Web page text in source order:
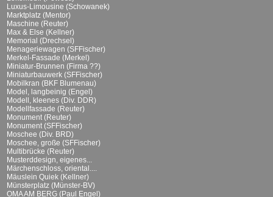
Luxus-Limousine (Schowanek)
Marktplatz (Mentor)
Maschine (Reuter)
Max & Else (Kellner)
Memorial (Drechsel)
Menageriewagen (SFFischer)
Merkel-Fassade (Merkel)
Miniatur-Brunnen (Firma ??)
Miniaturbauwerk (SFFischer)
Mobilkran (BKF Blumenau)
Model, langbeinig (Engel)
Modell, kleenes (Div. DDR)
Modellfassade (Reuter)
Monument (Reuter)
Monument (SFFischer)
Moschee (Div. BRD)
Moschee, große (SFFischer)
Multibrücke (Reuter)
Musterddesign, eigenes...
Märchenschloss, oriental....
Mäuslein Quiek (Kellner)
Münsterplatz (Münster-BV)
OMA AM BERG (Paul Engel)